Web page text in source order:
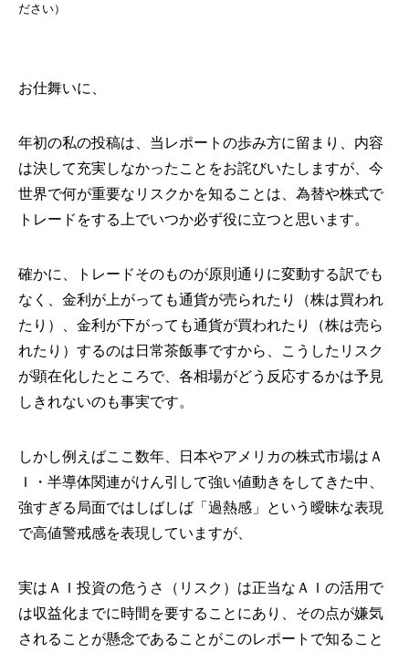
ださい）
お仕舞いに、
年初の私の投稿は、当レポートの歩み方に留まり、内容
は決して充実しなかったことをお詫びいたしますが、今
世界で何が重要なリスクかを知ることは、為替や株式で
トレードをする上でいつか必ず役に立つと思います。
確かに、トレードそのものが原則通りに変動する訳でも
なく、金利が上がっても通貨が売られたり（株は買われ
たり）、金利が下がっても通貨が買われたり（株は売ら
れたり）するのは日常茶飯事ですから、こうしたリスク
が顕在化したところで、各相場がどう反応するかは予見
しきれないのも事実です。
しかし例えばここ数年、日本やアメリカの株式市場はＡ
Ｉ・半導体関連がけん引して強い値動きをしてきた中、
強すぎる局面ではしばしば「過熱感」という曖昧な表現
で高値警戒感を表現していますが、
実はＡＩ投資の危うさ（リスク）は正当なＡＩの活用で
は収益化までに時間を要することにあり、その点が嫌気
されることが懸念であることがこのレポートで知ること